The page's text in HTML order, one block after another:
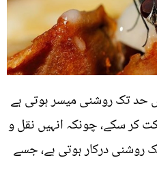
حد تک روشنی میسر ہوتی ہے
سکے، چونکہ انہیں نقل و
درکار ہوتی ہے، جسے